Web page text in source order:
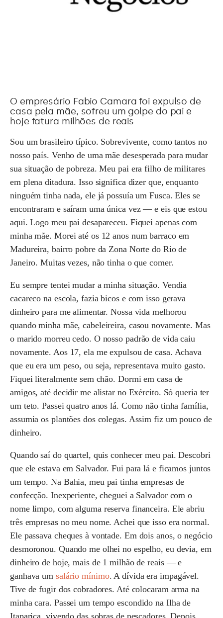
O empresário Fabio Camara foi expulso de
casa pela mãe, sofreu um golpe do pai e
hoje fatura milhões de reais
Sou um brasileiro típico. Sobrevivente, como tantos no
nosso país. Venho de uma mãe desesperada para mudar
sua situação de pobreza. Meu pai era filho de militares
em plena ditadura. Isso significa dizer que, enquanto
ninguém tinha nada, ele já possuía um Fusca. Eles se
encontraram e saíram uma única vez — e eis que estou
aqui. Logo meu pai desapareceu. Fiquei apenas com
minha mãe. Morei até os 12 anos num barraco em
Madureira, bairro pobre da Zona Norte do Rio de
Janeiro. Muitas vezes, não tinha o que comer.
Eu sempre tentei mudar a minha situação. Vendia
cacareco na escola, fazia bicos e com isso gerava
dinheiro para me alimentar. Nossa vida melhorou
quando minha mãe, cabeleireira, casou novamente. Mas
o marido morreu cedo. O nosso padrão de vida caiu
novamente. Aos 17, ela me expulsou de casa. Achava
que eu era um peso, ou seja, representava muito gasto.
Fiquei literalmente sem chão. Dormi em casa de
amigos, até decidir me alistar no Exército. Só queria ter
um teto. Passei quatro anos lá. Como não tinha família,
assumia os plantões dos colegas. Assim fiz um pouco de
dinheiro.
Quando saí do quartel, quis conhecer meu pai. Descobri
que ele estava em Salvador. Fui para lá e ficamos juntos
um tempo. Na Bahia, meu pai tinha empresas de
confecção. Inexperiente, cheguei a Salvador com o
nome limpo, com alguma reserva financeira. Ele abriu
três empresas no meu nome. Achei que isso era normal.
Ele passava cheques à vontade. Em dois anos, o negócio
desmoronou. Quando me olhei no espelho, eu devia, em
dinheiro de hoje, mais de 1 milhão de reais — e
ganhava um salário mínimo. A dívida era impagável.
Tive de fugir dos cobradores. Até colocaram arma na
minha cara. Passei um tempo escondido na Ilha de
Itaparica, vivendo das sobras de pescadores. Depois,